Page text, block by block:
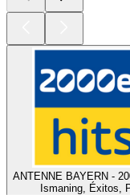
ANTENNE BAYERN -
Ismaning, Éxitos,